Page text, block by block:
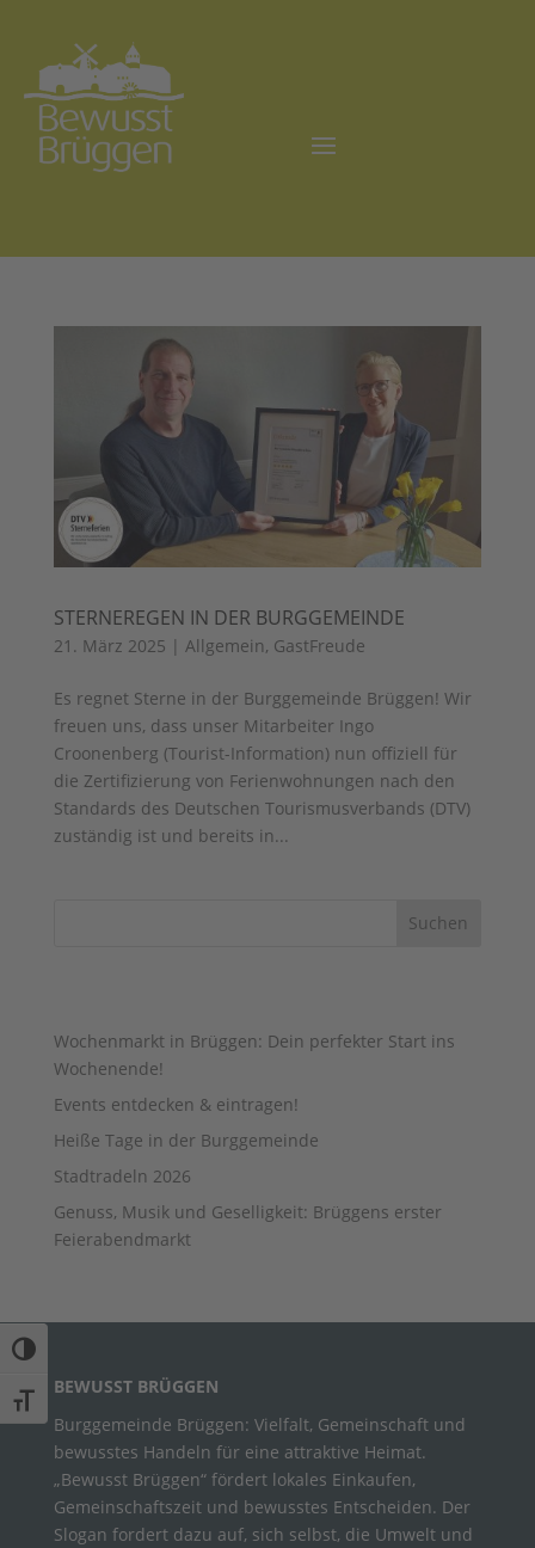
Umschalten auf hohe Kontraste
Schrift vergrößern
STERNEREGEN IN DER BURGGEMEINDE
21. März 2025 | Allgemein, GastFreude
Es regnet Sterne in der Burggemeinde Brüggen! Wir
freuen uns, dass unser Mitarbeiter Ingo
Croonenberg (Tourist-Information) nun offiziell für
die Zertifizierung von Ferienwohnungen nach den
Standards des Deutschen Tourismusverbands (DTV)
zuständig ist und bereits in...
Wochenmarkt in Brüggen: Dein perfekter Start ins
Wochenende!
Events entdecken & eintragen!
Heiße Tage in der Burggemeinde
Stadtradeln 2026
Genuss, Musik und Geselligkeit: Brüggens erster
Feierabendmarkt
BEWUSST BRÜGGEN
Burggemeinde Brüggen: Vielfalt, Gemeinschaft und
bewusstes Handeln für eine attraktive Heimat.
„Bewusst Brüggen“ fördert lokales Einkaufen,
Gemeinschaftszeit und bewusstes Entscheiden. Der
Slogan fordert dazu auf, sich selbst, die Umwelt und